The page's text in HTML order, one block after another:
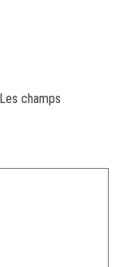
Les champs